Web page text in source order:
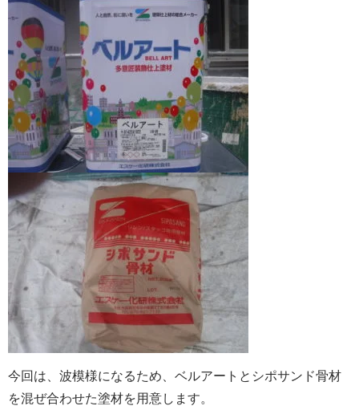
今回は、波模様になるため、ベルアートとシポサンド骨材
を混ぜ合わせた塗材を用意します。